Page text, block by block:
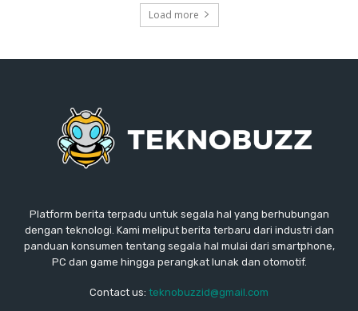
Load more
Platform berita terpadu untuk segala hal yang berhubungan
dengan teknologi. Kami meliput berita terbaru dari industri dan
panduan konsumen tentang segala hal mulai dari smartphone,
PC dan game hingga perangkat lunak dan otomotif.
Contact us: teknobuzzid@gmail.com